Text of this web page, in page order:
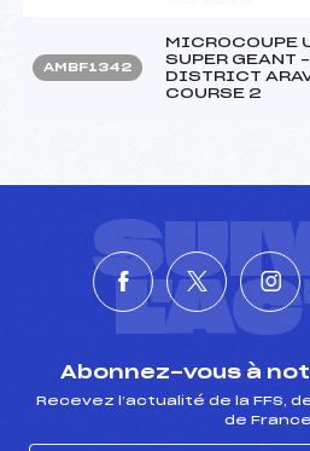
AMBF1342
MICROCOUPE
SUPER GEANT –
DISTRICT
COURSE 2
Abonnez-vous à
Recevez l’actualité de la FFS,
de